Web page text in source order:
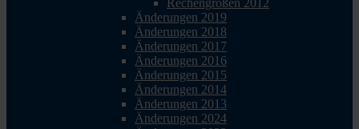
Rechengrößen 2012
Änderungen 2019
Änderungen 2018
Änderungen 2017
Änderungen 2016
Änderungen 2015
Änderungen 2014
Änderungen 2013
Änderungen 2024